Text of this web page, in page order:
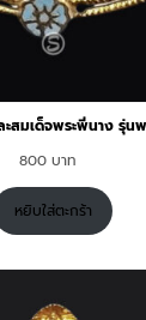
ะสมเด็จพระพี่นาง รุ่
800
หยิบใส่ตะกร้า